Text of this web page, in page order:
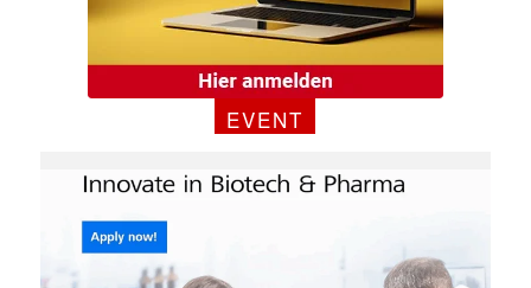
Mit dem |transkript-Newsletter
jede Woche aktuell informiert.
EVENT